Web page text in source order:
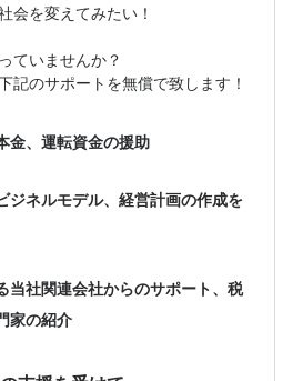
会を変えてみたい！
ていませんか？
記のサポートを無償で致します！
金、運転資金の援助
ジネルモデル、経営計画の作成を
当社関連会社からのサポート、 税
家の紹介